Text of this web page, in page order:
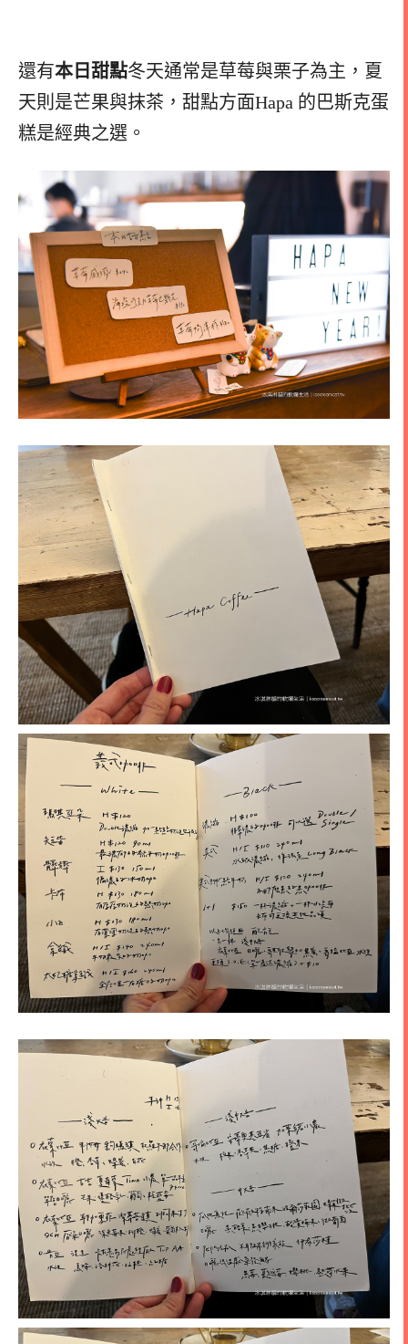
還有本日甜點冬天通常是草莓與栗子為主，夏
天則是芒果與抹茶，甜點方面Hapa 的巴斯克蛋
糕是經典之選。